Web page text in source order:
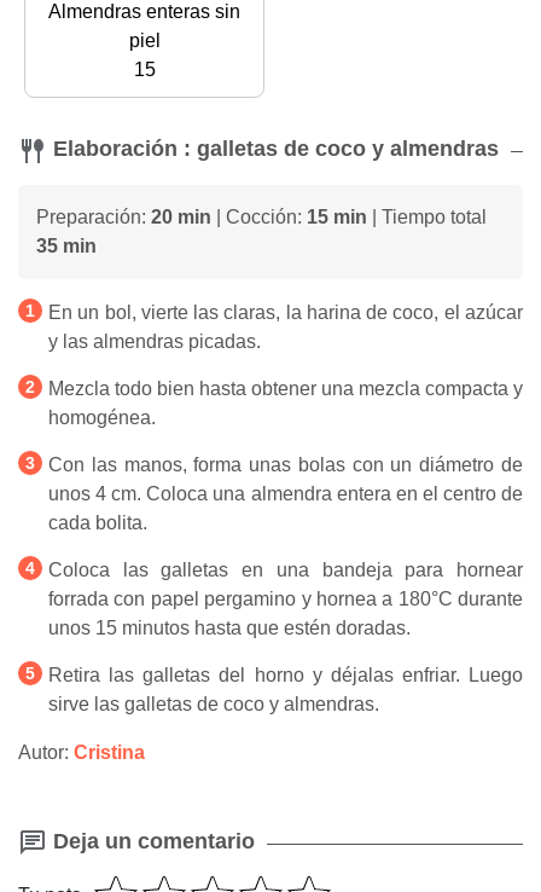
Almendras enteras sin
piel
15
Elaboración : galletas de coco y almendras
Preparación: 20 min | Cocción: 15 min | Tiempo total
35 min
En un bol, vierte las claras, la harina de coco, el azúcar
y las almendras picadas.
Mezcla todo bien hasta obtener una mezcla compacta y
homogénea.
Con las manos, forma unas bolas con un diámetro de
unos 4 cm. Coloca una almendra entera en el centro de
cada bolita.
Coloca las galletas en una bandeja para hornear
forrada con papel pergamino y hornea a 180°C durante
unos 15 minutos hasta que estén doradas.
Retira las galletas del horno y déjalas enfriar. Luego
sirve las galletas de coco y almendras.
Autor: Cristina
Deja un comentario